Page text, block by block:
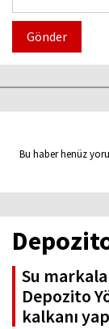
Gönder
Bu haber henüz
Su
Depozito
kalkanı